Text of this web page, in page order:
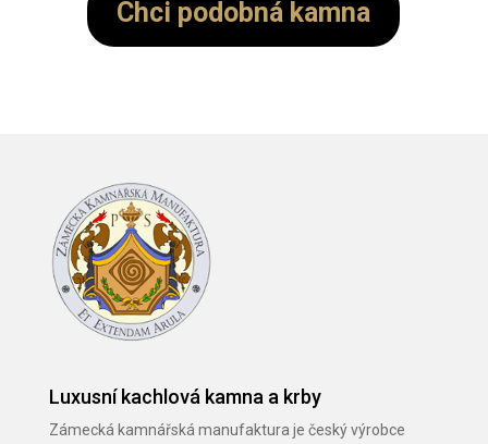
Chci podobná kamna
Luxusní kachlová kamna a krby
Zámecká kamnářská manufaktura je český výrobce